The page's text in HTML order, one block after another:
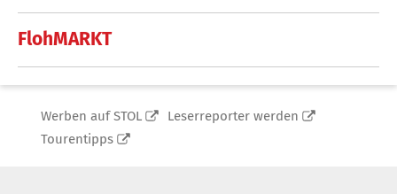
FlohMARKT
Werben auf STOL
Leserreporter werden
Tourentipps